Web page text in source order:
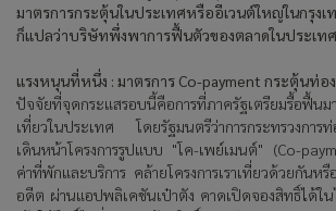
มาตรการกระตุ้นในประเทศหรืออีเวนต์ใหญ่ในกรุง
ก็แปลว่าบริษัทพึ่งพาการฟื้นตัวของตลาดในประเท
แรงหนุนที่หนึ่ง : มาตรการ Co-payment กระตุ้นท่อ
ปัจจัยที่จุดกระแสรอบนี้คือการที่ภาครัฐเตรียมรื้อฟื้นม
เที่ยวในประเทศ โดยรัฐมนตรีว่าการกระทรวงการท่
เดินหน้าโครงการรูปแบบ "โค-เพย์เมนต์" (Co-
ค่าที่พักและบริการ คล้ายโครงการเราเที่ยวด้วยกันห
อดีต ผ่านแอปพลิเคชันเป๋าตัง คาดเปิดจองสิทธิ์ได้ใน